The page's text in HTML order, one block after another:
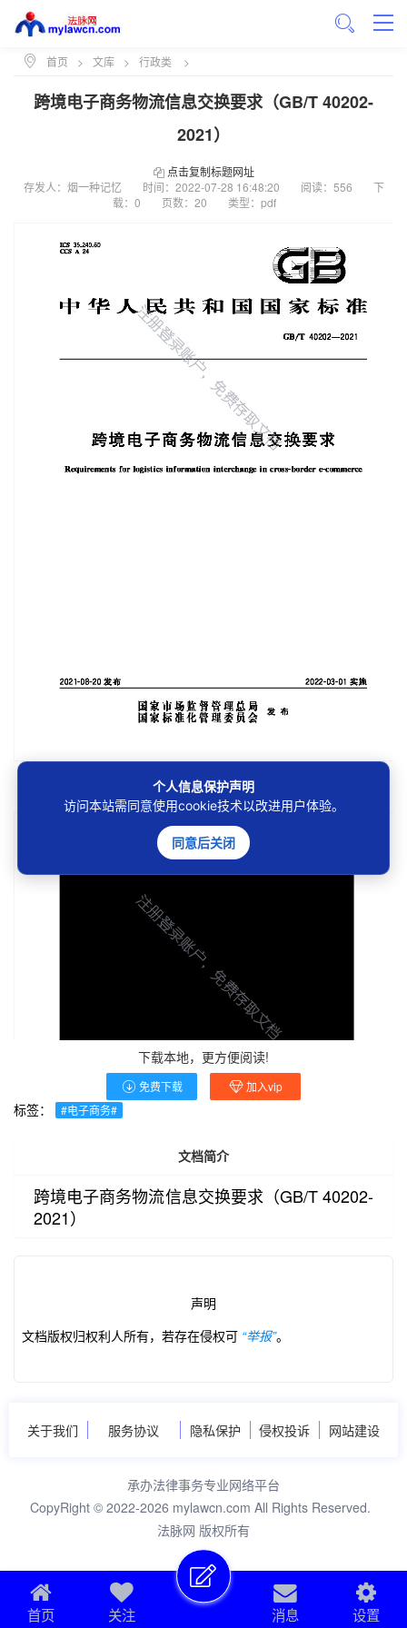
首页 > 文库 > 行政类 >
跨境电子商务物流信息交换要求（GB/T 40202-
2021）
点击复制标题网址
存发人：烟一种记忆
时间： 2022-07-28 16:48:20 阅读：556
下
载：0
页数：20 类型：pdf
下载本地，更方便阅读!
免费下载 加入vip
标签： #电子商务#
文档简介
跨境电子商务物流信息交换要求（GB/T 40202-
2021）
声明
文档版权归权利人所有，若存在侵权可 “举报”。
关于我们 服务协议 隐私保护 侵权投诉 网站建设
承办法律事务专业网络平台
CopyRight © 2022-2026 mylawcn.com All Rights Reserved.
个人信息保护声明
访问本站需同意使用cookie技术以改进用户体验。
同意后关闭
法脉网 版权所有
首页 关注 消息 设置